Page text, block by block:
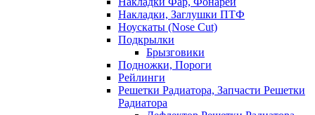
Накладки, Заглушки ПТФ
Ноускаты (Nose Cut)
Подкрылки
Брызговики
Подножки, Пороги
Рейлинги
Решетки Радиатора, Запчасти Решетки
Радиатора